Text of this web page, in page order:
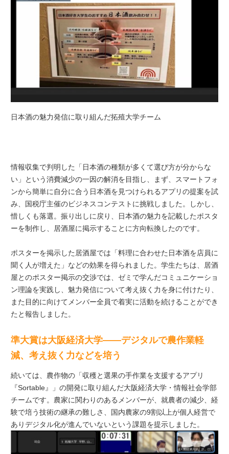
日本酒の魅力発信に取り組んだ拓殖大学チーム
情報収集で判明した「日本酒の種類が多くて選び方が分からな
い」という消費減少の一因の解消を目指し、まず、スマートフォ
ンから簡単に自分に合う日本酒を見つけられるアプリの提案を試
み、国税庁主催のビジネスコンテストに挑戦しました。しかし、
惜しくも落選。振り出しに戻り、日本酒の魅力を記載したポスタ
ーを制作し、居酒屋に掲示することに方向転換したのです。
ポスターを掲示した居酒屋では「料理に合わせた日本酒を店員に
聞く人が増えた」などの効果を得られました。学生たちは、居酒
屋とのポスター掲示の交渉では、ゼミで学んだコミュニケーショ
ン理論を実践し、魅力発信について考え抜く力を身に付けたり、
また目的に向けてメンバー全員で着実に活動を続けることができ
たと報告しました。
準大賞は大阪経済大学――デジタルで農作業軽
減、考え抜く力などを培う
続いては、農作物の「収穫と選果の⼿作業を⽀援するアプリ
『Sortable』」の開発に取り組んだ大阪経済大学・情報社会学部
チームです。農家に関わりのあるメンバーが、就農者の減少、経
験で培う技術の継承の難しさ、国内農家の9割以上が個人経営で
ありデジタル化が進んでいないという課題を提示しました。